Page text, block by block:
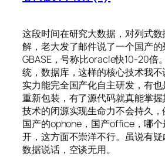
这段时间在研究大数据，对列式
解，老大发了邮件说了一个国产
GBASE，号称比oracle快10-20倍
统，数据库，这样的核心技术我
实力能完全国产化自主研发，有
重新包装，有了源代码就真能掌
技术的闭源实现生命力不会持久，
国产的ophone，国产office，哪
开，这方面不崇洋不行。虽说有
数据说话，空谈无用。